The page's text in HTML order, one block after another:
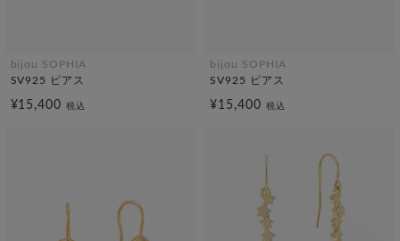
bijou SOPHIA
SV925 ピアス
¥15,400税込
bijou SOPHIA
SV925 ピアス
¥15,400 税込